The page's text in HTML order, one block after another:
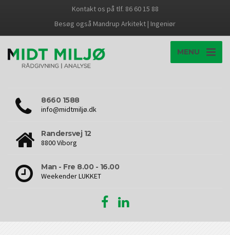
Kontakt os på tlf. 86 60 15 88
Besøg også Mandrup Arkitekt | Ingeniør
MENU
8660 1588
info@midtmiljø.dk
Randersvej 12
8800 Viborg
Man - Fre 8.00 - 16.00
Weekender LUKKET